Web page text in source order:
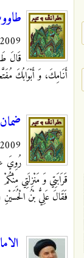
12:19
قَالَ
أَنَامِكَ، وَ أَبْوَابُكَ
07:55
رُوِيَ
قَرَابَتِي وَ مَنْزِلَتِي
فَقَالَ عَلِيُّ بْنُ